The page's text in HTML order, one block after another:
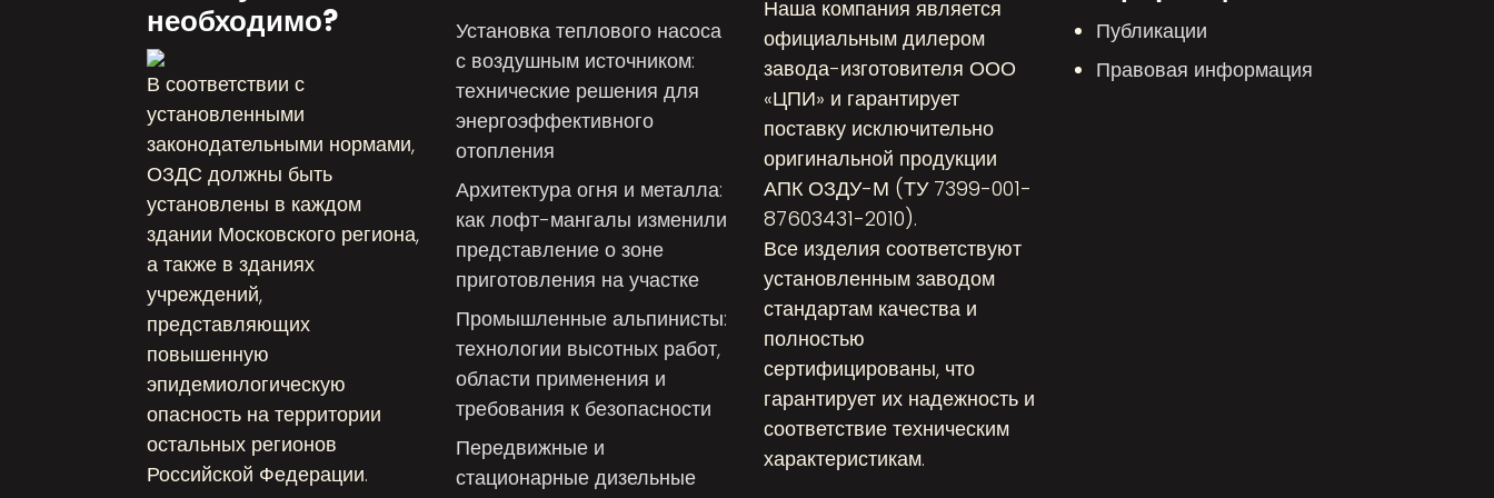
необходимо?
В соответствии с
установленными
законодательными нормами,
ОЗДС должны быть
установлены в каждом
здании Московского региона,
а также в зданиях
учреждений,
представляющих
повышенную
эпидемиологическую
опасность на территории
остальных регионов
Российской Федерации.
Установка теплового насоса
с воздушным источником:
технические решения для
энергоэффективного
отопления
Архитектура огня и металла:
как лофт-мангалы изменили
представление о зоне
приготовления на участке
Промышленные альпинисты:
технологии высотных работ,
области применения и
требования к безопасности
Передвижные и
стационарные дизельные
Наша компания является
официальным дилером
завода-изготовителя ООО
«ЦПИ» и гарантирует
поставку исключительно
оригинальной продукции
АПК ОЗДУ-М (ТУ 7399-001-
87603431-2010).
Все изделия соответствуют
установленным заводом
стандартам качества и
полностью
сертифицированы, что
гарантирует их надежность и
соответствие техническим
характеристикам.
Публикации
Правовая информация